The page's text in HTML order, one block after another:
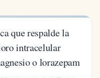
que respalde la
intracelular
o lorazepam